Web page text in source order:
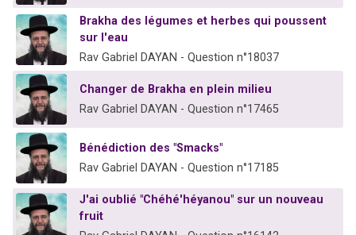
Brakha des légumes et herbes qui poussent
sur l'eau
Rav Gabriel DAYAN - Question n°18037
Changer de Brakha en plein milieu
Rav Gabriel DAYAN - Question n°17465
Bénédiction des "Smacks"
Rav Gabriel DAYAN - Question n°17185
J'ai oublié "Chéhé'héyanou" sur un nouveau
fruit